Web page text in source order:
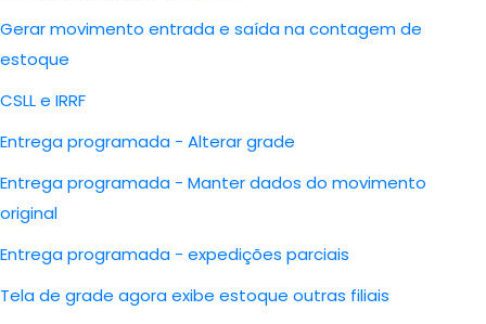
Gerar movimento entrada e saída na contagem de
estoque
CSLL e IRRF
Entrega programada - Alterar grade
Entrega programada - Manter dados do movimento
original
Entrega programada - expedições parciais
Tela de grade agora exibe estoque outras filiais